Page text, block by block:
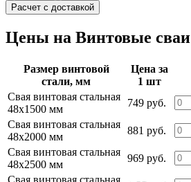
Цены на Винтовые сваи
Размер винтовой
стали, мм
Цена за
1 шт
Свая винтовая стальная
48х1500 мм
749 руб.
Свая винтовая стальная
48х2000 мм
881 руб.
Свая винтовая стальная
48х2500 мм
969 руб.
Свая винтовая стальная